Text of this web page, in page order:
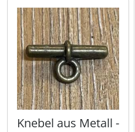
Knebel aus Metall -